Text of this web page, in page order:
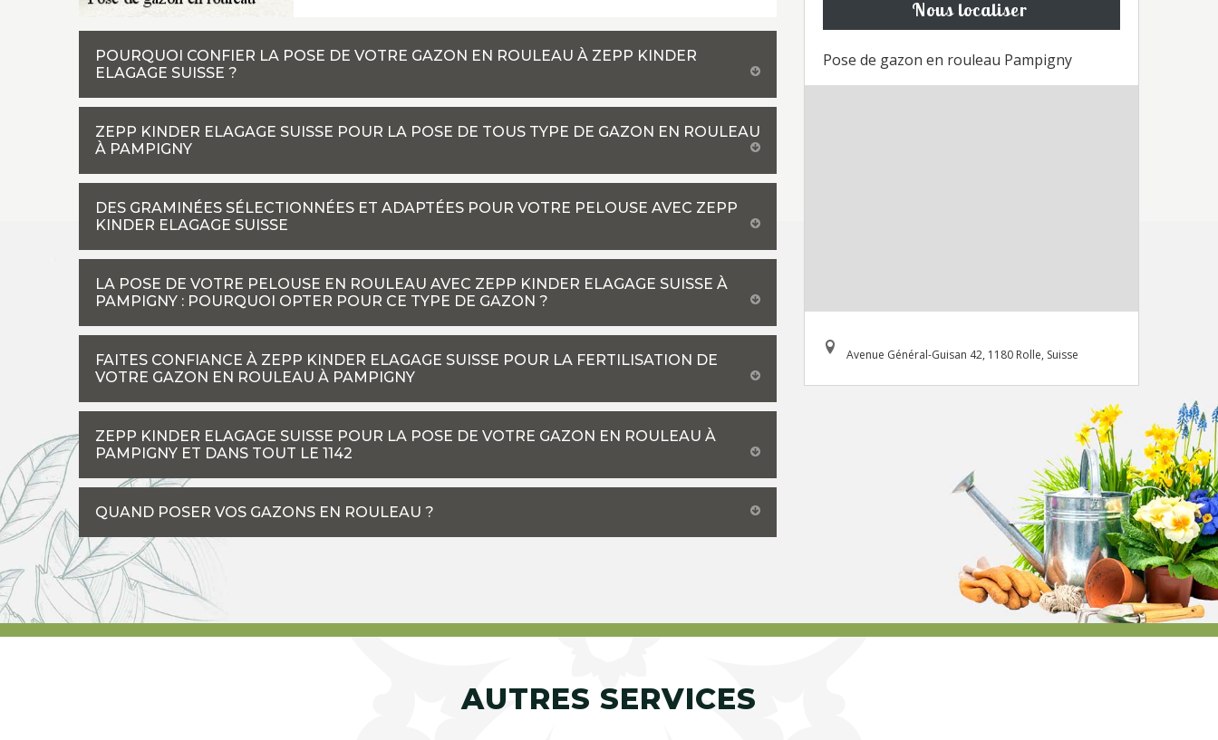
POURQUOI CONFIER LA POSE DE VOTRE GAZON EN ROULEAU À ZEPP KINDER
ELAGAGE SUISSE ?
ZEPP KINDER ELAGAGE SUISSE POUR LA POSE DE TOUS TYPE DE GAZON EN ROULEAU
À PAMPIGNY
DES GRAMINÉES SÉLECTIONNÉES ET ADAPTÉES POUR VOTRE PELOUSE AVEC ZEPP
KINDER ELAGAGE SUISSE
LA POSE DE VOTRE PELOUSE EN ROULEAU AVEC ZEPP KINDER ELAGAGE SUISSE À
PAMPIGNY : POURQUOI OPTER POUR CE TYPE DE GAZON ?
FAITES CONFIANCE À ZEPP KINDER ELAGAGE SUISSE POUR LA FERTILISATION DE
VOTRE GAZON EN ROULEAU À PAMPIGNY
ZEPP KINDER ELAGAGE SUISSE POUR LA POSE DE VOTRE GAZON EN ROULEAU À
PAMPIGNY ET DANS TOUT LE 1142
QUAND POSER VOS GAZONS EN ROULEAU ?
Nous localiser
Pose de gazon en rouleau Pampigny
Avenue Général-Guisan 42, 1180 Rolle, Suisse
AUTRES SERVICES